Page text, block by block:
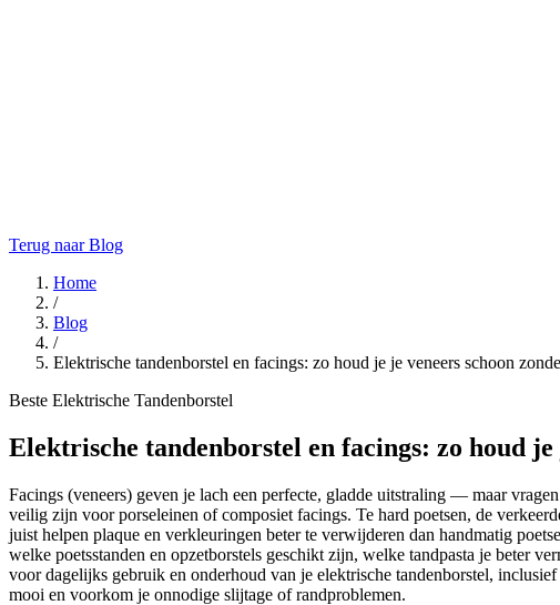
Terug naar Blog
Home
/
Blog
/
Elektrische tandenborstel en facings: zo houd je je veneers schoon
Beste Elektrische Tandenborstel
Elektrische tandenborstel en facings: zo houd je
Facings (veneers) geven je lach een perfecte, gladde uitstraling — maar
veilig zijn voor porseleinen of composiet facings. Te hard poetsen, de
juist helpen plaque en verkleuringen beter te verwijderen dan handmatig
welke poetsstanden en opzetborstels geschikt zijn, welke tandpasta je beter
voor dagelijks gebruik en onderhoud van je elektrische tandenborstel,
mooi en voorkom je onnodige slijtage of randproblemen.